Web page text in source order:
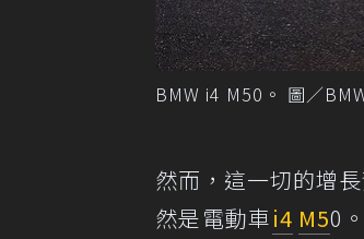
BMW i4 M50。 圖／
然而，這一切的增
然是電動車i4 M50